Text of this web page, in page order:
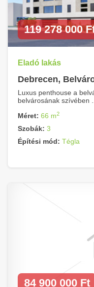
119 278 000
Eladó lakás
Debrecen,
Luxus penthouse a
belvárosának szívében ...
Méret: 66 m2
Szobák: 3
Építési mód: Tégla
84 900 000 Ft